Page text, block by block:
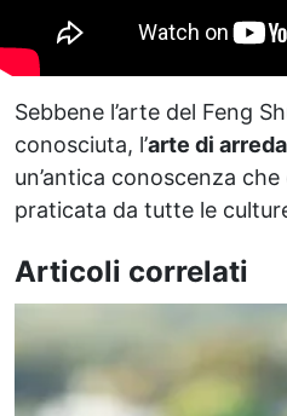
Sebbene l’arte del Feng
conosciuta, l’arte di
un’antica conoscenza
praticata da tutte le
Articoli correlati